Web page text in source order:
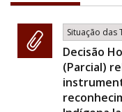
Situação das
Decisão
(Parcial)